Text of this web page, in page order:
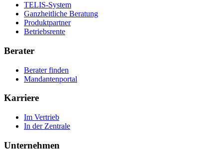
TELIS-System
Ganzheitliche Beratung
Produktpartner
Betriebsrente
Berater
Berater finden
Mandantenportal
Karriere
Im Vertrieb
In der Zentrale
Unternehmen